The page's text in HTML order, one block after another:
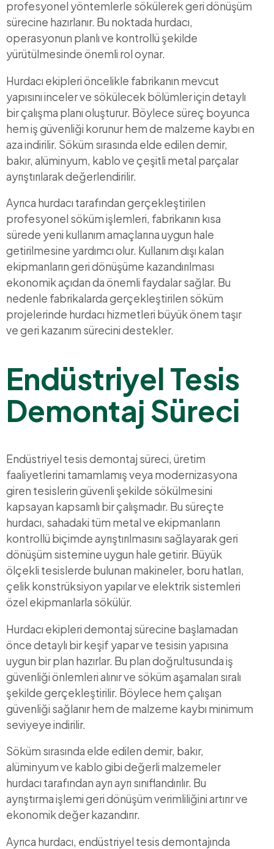
profesyonel yöntemlerle sökülerek geri dönüşüm
sürecine hazırlanır. Bu noktada hurdacı,
operasyonun planlı ve kontrollü şekilde
yürütülmesinde önemli rol oynar.
Hurdacı ekipleri öncelikle fabrikanın mevcut
yapısını inceler ve sökülecek bölümler için detaylı
bir çalışma planı oluşturur. Böylece süreç boyunca
hem iş güvenliği korunur hem de malzeme kaybı en
aza indirilir. Söküm sırasında elde edilen demir,
bakır, alüminyum, kablo ve çeşitli metal parçalar
ayrıştırılarak değerlendirilir.
Ayrıca hurdacı tarafından gerçekleştirilen
profesyonel söküm işlemleri, fabrikanın kısa
sürede yeni kullanım amaçlarına uygun hale
getirilmesine yardımcı olur. Kullanım dışı kalan
ekipmanların geri dönüşüme kazandırılması
ekonomik açıdan da önemli faydalar sağlar. Bu
nedenle fabrikalarda gerçekleştirilen söküm
projelerinde hurdacı hizmetleri büyük önem taşır
ve geri kazanım sürecini destekler.
Endüstriyel Tesis
Demontaj Süreci
Endüstriyel tesis demontaj süreci, üretim
faaliyetlerini tamamlamış veya modernizasyona
giren tesislerin güvenli şekilde sökülmesini
kapsayan kapsamlı bir çalışmadır. Bu süreçte
hurdacı, sahadaki tüm metal ve ekipmanların
kontrollü biçimde ayrıştırılmasını sağlayarak geri
dönüşüm sistemine uygun hale getirir. Büyük
ölçekli tesislerde bulunan makineler, boru hatları,
çelik konstrüksiyon yapılar ve elektrik sistemleri
özel ekipmanlarla sökülür.
Hurdacı ekipleri demontaj sürecine başlamadan
önce detaylı bir keşif yapar ve tesisin yapısına
uygun bir plan hazırlar. Bu plan doğrultusunda iş
güvenliği önlemleri alınır ve söküm aşamaları sıralı
şekilde gerçekleştirilir. Böylece hem çalışan
güvenliği sağlanır hem de malzeme kaybı minimum
seviyeye indirilir.
Söküm sırasında elde edilen demir, bakır,
alüminyum ve kablo gibi değerli malzemeler
hurdacı tarafından ayrı ayrı sınıflandırılır. Bu
ayrıştırma işlemi geri dönüşüm verimliliğini artırır ve
ekonomik değer kazandırır.
Ayrıca hurdacı, endüstriyel tesis demontajında